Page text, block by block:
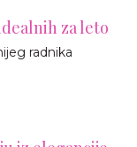
za leto
radnika